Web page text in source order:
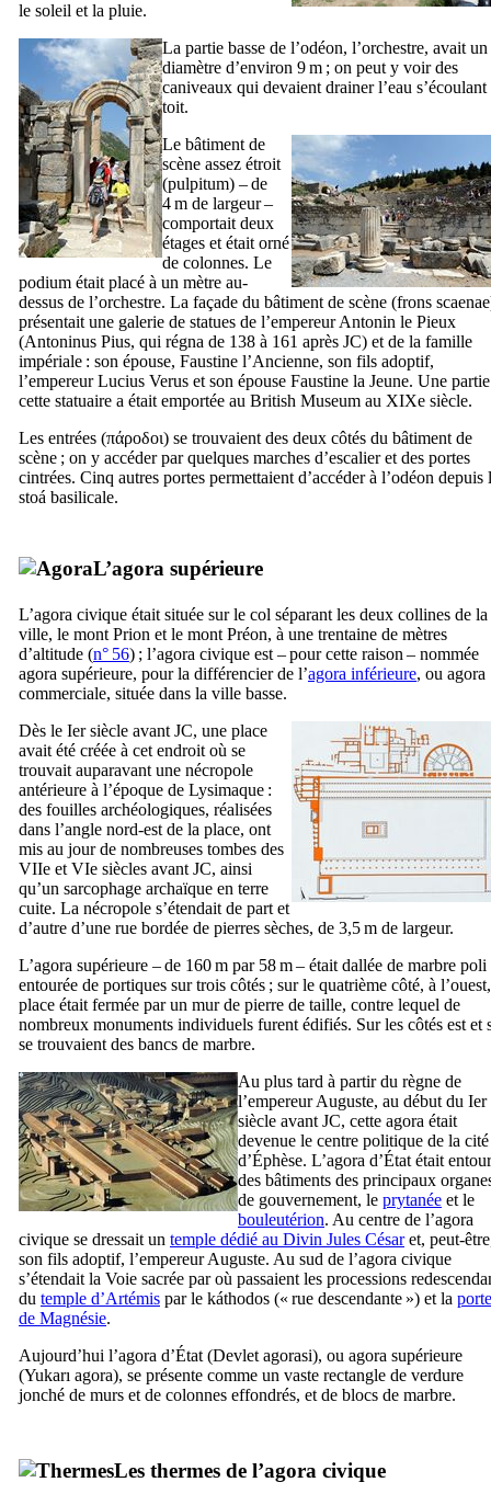
le soleil et la pluie.
La partie basse de l’odéon, l’orchestre, avait un
diamètre d’environ 9 m ; on peut y voir des
caniveaux qui devaient drainer l’eau s’écoulant
toit.
Le bâtiment de
scène assez étroit
(pulpitum) – de
4 m de largeur –
comportait deux
étages et était orné
de colonnes. Le
podium était placé à un mètre au-
dessus de l’orchestre. La façade du bâtiment de scène (frons scaenae
présentait une galerie de statues de l’empereur Antonin le Pieux
(Antoninus Pius, qui régna de 138 à 161 après JC) et de la famille
impériale : son épouse, Faustine l’Ancienne, son fils adoptif,
l’empereurLucius Verus et son épouse Faustine la Jeune. Une
cette statuaire a était emportée au British Museum au XIXe siècle.
Les entrées (πάροδοι) se trouvaient des deux côtés du bâtiment de
scène ; on y accéder par quelques marches d’escalier et des portes
cintrées. Cinq autres portes permettaient d’accéder à l’odéon depuis
stoá basilicale.
L’agora supérieure
L’agora civique était située sur le col séparant les deux collines de la
ville, le mont Prion et le mont Préon, à une trentaine de mètres
d’altitude (n° 56) ; l’agora civique est – pour cette raison – nommée
agora supérieure, pour la différencier de l’agora inférieure, ou agora
commerciale, située dans la ville basse.
Dès le Iersiècle avant JC, une place
avait été créée à cet endroit où se
trouvait auparavant une nécropole
antérieure à l’époque de Lysimaque :
des fouilles archéologiques, réalisées
dans l’angle nord-est de la place, ont
mis au jour de nombreuses tombes des
VIIe et VIe siècles avant JC, ainsi
qu’un sarcophage archaïque en terre
cuite. La nécropole s’étendait de part et
d’autre d’une rue bordée de pierres sèches, de 3,5 m de largeur.
L’agora supérieure – de 160 m par 58 m – était dallée de marbre poli
entourée de portiques sur trois côtés ; sur le quatrième côté, à
place était fermée par un mur de pierre de taille, contre lequel de
nombreux monuments individuels furent édifiés. Sur les côtés est et
se trouvaient des bancs de marbre.
Au plus tard à partir du règne de
l’empereur Auguste, au début du Ier
siècle avant JC, cette agora était
devenue le centre politique de la cité
d’Éphèse. L’agora d’État était
des bâtiments des principaux
de gouvernement, le prytanée et le
bouleutérion. Au centre de l’agora
civique se dressait un temple dédié au Divin Jules Césaret, peut-
son fils adoptif, l’empereur Auguste. Au sud de l’agora civique
s’étendait la Voie sacrée par où passaient les processions
du temple d’Artémis par le káthodos (« rue descendante ») et la porte
de Magnésie.
Aujourd’hui l’agora d’État (Devlet agorasi), ou agora supérieure
(Yukarı agora), se présente comme un vaste rectangle de verdure
jonché de murs et de colonnes effondrés, et de blocs de marbre.
Les thermes de l’agora civique